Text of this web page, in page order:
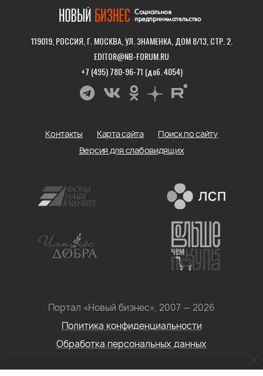
119019, РОССИЯ, Г. МОСКВА, УЛ. ЗНАМЕНКА, ДОМ 8/13, СТР. 2.
EDITOR@NB-FORUM.RU
+7 (495) 780-96-71 (доб. 4054)
Портал «Новый бизнес», 2007 — 2026
Политика конфиденциальности
Обработка персональных данных
Контакты Карта сайта
Поиск по сайту
Версия для слабовидящих